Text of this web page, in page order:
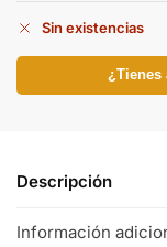
Sin existencias
¿Tienes
Descripción
Información